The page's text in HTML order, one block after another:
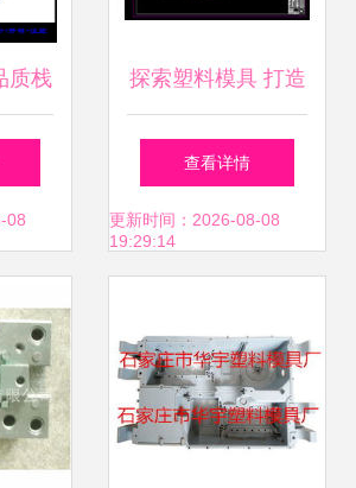
质栈
专
08
探索塑料模具 打造
卓越的产品库关键
要素
查看详情
更新时间：2026-08-08
19:29:14